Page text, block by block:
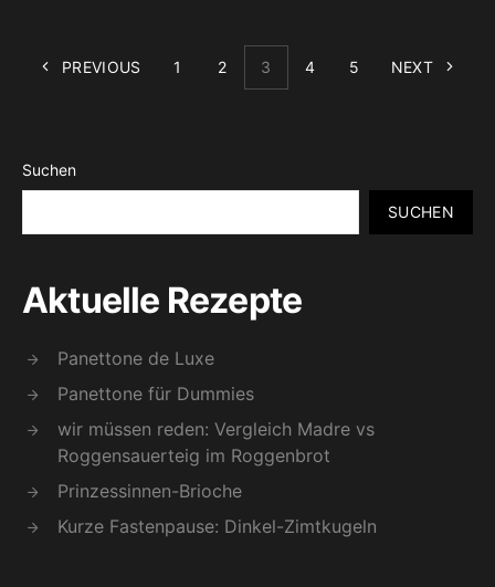
PREVIOUS 1 2 3 4 5 NEXT
Suchen
SUCHEN
Aktuelle Rezepte
Panettone de Luxe
Panettone für Dummies
wir müssen reden: Vergleich Madre vs
Roggensauerteig im Roggenbrot
Prinzessinnen-Brioche
Kurze Fastenpause: Dinkel-Zimtkugeln